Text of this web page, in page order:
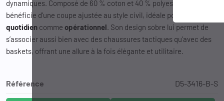
dynamiques. Composé de 60 % coton et 40 % polyester, il
bénéficie d’une coupe ajustée au style civil, idéale pour un
quotidien comme opérationnel. Son design sobre lui permet de
s’associer aussi bien avec des chaussures tactiques qu’avec des
baskets, offrant une allure à la fois élégante et utilitaire.
Référence D5-3416-B-S